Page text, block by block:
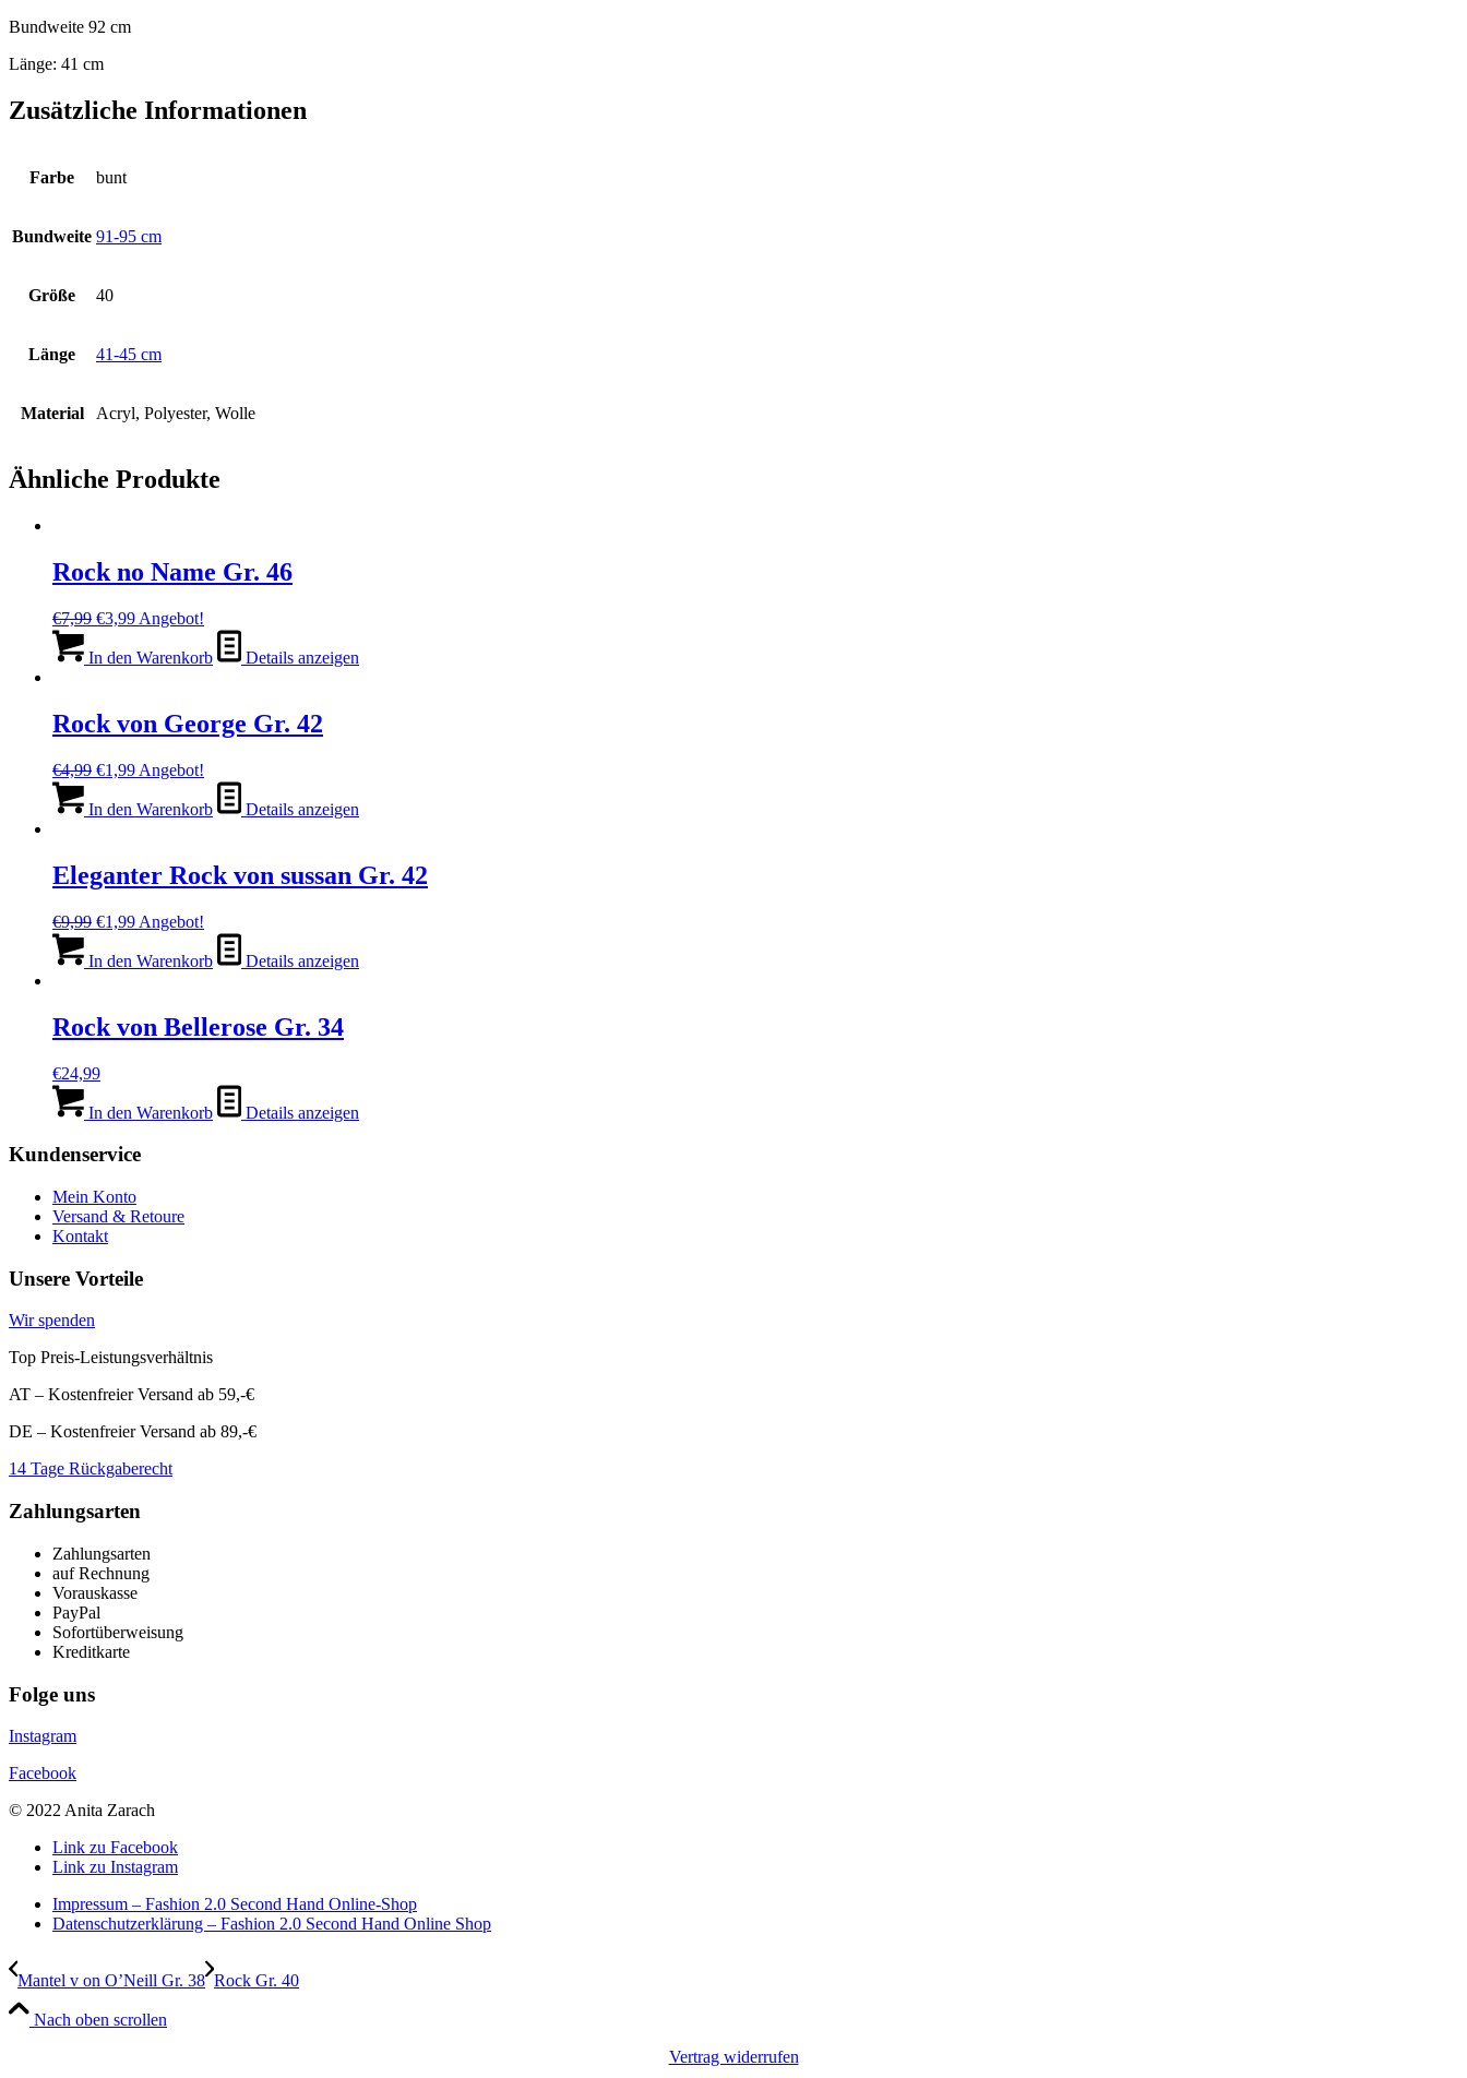
Bundweite 92 cm
Länge: 41 cm
Zusätzliche Informationen
Farbe bunt
Bundweite 91-95 cm
Größe 40
Länge 41-45 cm
Material Acryl, Polyester, Wolle
Ähnliche Produkte
Rock no Name Gr. 46
€7,99 Ursprünglicher
war:
€3,99Aktueller
ist:
Angebot!
In den Warenkorb Details anzeigen
Rock von George Gr. 42
€4,99 Ursprünglicher
war:
€1,99Aktueller
ist:
Angebot!
In den Warenkorb Details anzeigen
Eleganter Rock von sussan Gr. 42
€9,99 Ursprünglicher
war:
€1,99Aktueller
ist:
Angebot!
In den Warenkorb Details anzeigen
Rock von Bellerose Gr. 34
€24,99
In den Warenkorb Details anzeigen
Kundenservice
Mein Konto
Versand & Retoure
Kontakt
Unsere Vorteile
Wir spenden
Top Preis-Leistungsverhältnis
AT – Kostenfreier Versand ab 59,-€
DE – Kostenfreier Versand ab 89,-€
14 Tage Rückgaberecht
Zahlungsarten
Zahlungsarten
auf Rechnung
Vorauskasse
PayPal
Sofortüberweisung
Kreditkarte
Folge uns
Instagram
Facebook
© 2022 Anita Zarach
Link zu Facebook
Link zu Instagram
Impressum – Fashion 2.0 Second Hand Online-Shop
Datenschutzerklärung – Fashion 2.0 Second Hand Online Shop
Mantel v on O’Neill Gr. 38 Rock Gr. 40
Nach oben scrollen
Vertrag widerrufen